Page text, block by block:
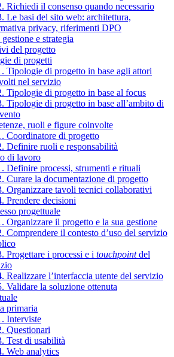
Richiedi il consenso quando necessario
Le basi del sito web: architettura,
privacy, riferimenti DPO
e strategia
del progetto
di progetti
Tipologie di progetto in base agli attori
nel servizio
Tipologie di progetto in base al focus
Tipologie di progetto in base all’ambito di
ruoli e figure coinvolte
Coordinatore di progetto
Definire ruoli e responsabilità
di lavoro
Definire processi, strumenti e rituali
Curare la documentazione di progetto
Organizzare tavoli tecnici collaborativi
Prendere decisioni
progettuale
Organizzare il progetto e la sua gestione
Comprendere il contesto d’uso del servizio
Progettare i processi e i touchpointdel
Realizzare l’interfaccia utente del servizio
Validare la soluzione ottenuta
primaria
Interviste
Questionari
Test di usabilità
Web analytics